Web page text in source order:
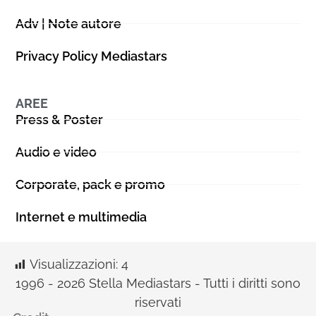
Adv | Note autore
Privacy Policy Mediastars
AREE
Press & Poster
Audio e video
Corporate, pack e promo
Internet e multimedia
Visualizzazioni: 4
1996 - 2026 Stella Mediastars - Tutti i diritti sono
riservati